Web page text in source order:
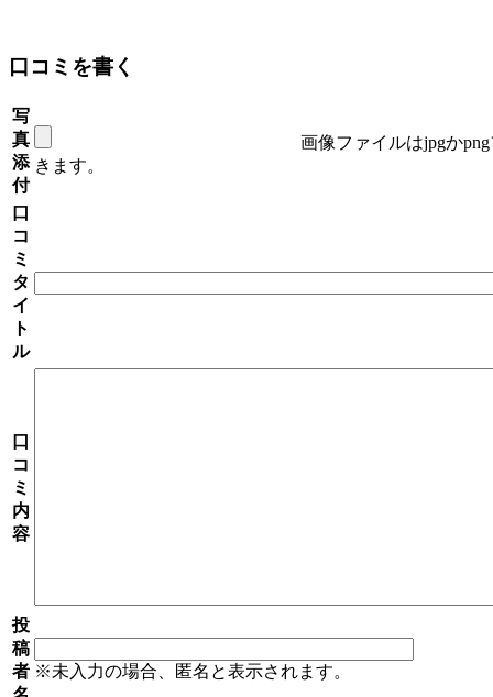
口コミを書く
写
真
添
付
画像ファイルはjpgか
きます。
口
コ
ミ
タ
イ
ト
ル
口
コ
ミ
内
容
投
稿
者 ※未入力の場合、匿名と表示されます。